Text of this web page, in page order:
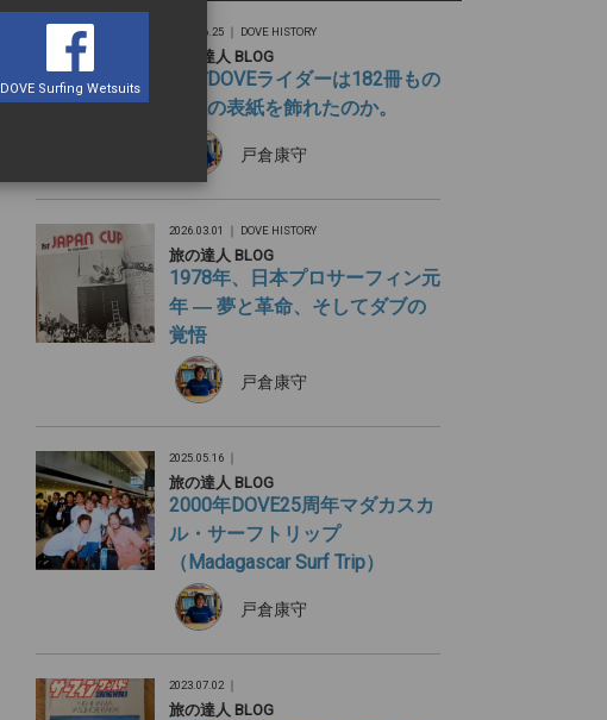
2026.06.25 ｜ DOVE HISTORY
旅の達人 BLOG
なぜDOVEライダーは182冊もの
雑誌の表紙を飾れたのか。
戸倉康守
2026.03.01 ｜ DOVE HISTORY
旅の達人 BLOG
1978年、日本プロサーフィン元
年 ― 夢と革命、そしてダブの
覚悟
戸倉康守
2025.05.16 ｜
旅の達人 BLOG
2000年DOVE25周年マダカスカ
ル・サーフトリップ
（Madagascar Surf Trip）
戸倉康守
2023.07.02 ｜
旅の達人 BLOG
DOVE Surfing Wetsuits